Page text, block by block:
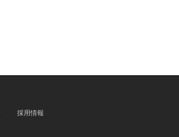
採用情報